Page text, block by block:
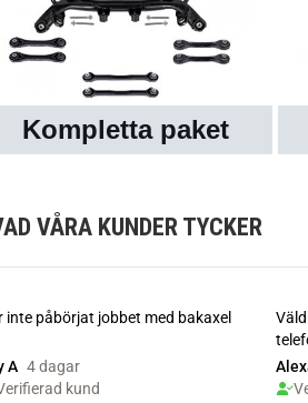
Kompletta paket
VÅRA KUNDER TYCKER